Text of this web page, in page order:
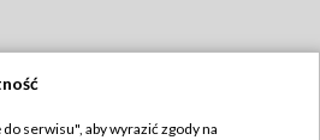
serwisu", aby wyrazić zgody na